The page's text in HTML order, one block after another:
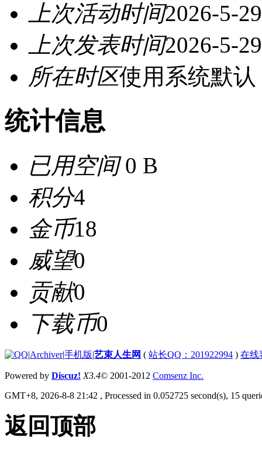
上次活动时间2026-5-
上次发表时间2026-5-
所在时区使用系统默认
统计信息
已用空间0 B
积分4
金币18
威望0
贡献0
下载币0
|Archiver|手机版|艺束人生网 ( 站长QQ：201922994 ) 在线
Powered by Discuz! X3.4© 2001-2012 Comsenz Inc.
GMT+8, 2026-8-8 21:42 , Processed in 0.052725 second(s), 15
返回顶部